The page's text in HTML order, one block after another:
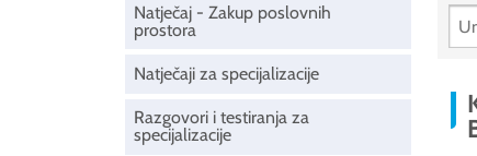
Natječaj - Zakup poslovnih
prostora
Natječaji za specijalizacije
Razgovori i testiranja za
specijalizacije